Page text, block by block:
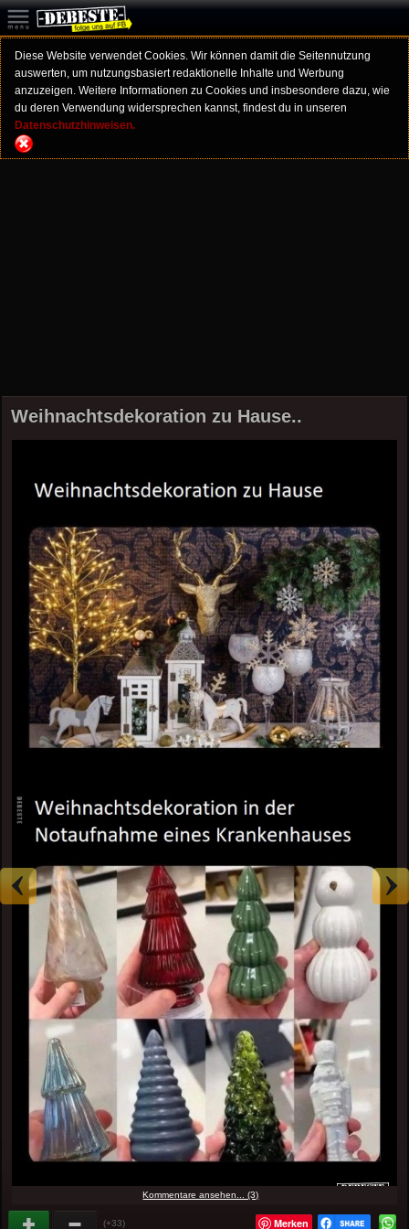
Diese Website verwendet Cookies. Wir können damit die Seitennutzung
auswerten, um nutzungsbasiert redaktionelle Inhalte und Werbung
anzuzeigen. Weitere Informationen zu Cookies und insbesondere dazu, wie
du deren Verwendung widersprechen kannst, findest du in unseren
Datenschutzhinweisen.
Weihnachtsdekoration zu Hause..
Kommentare ansehen... (3)
(+33) Merken